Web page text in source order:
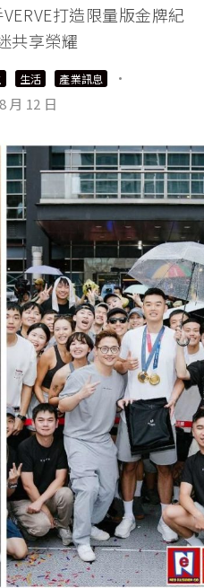
打造限量版金牌紀
共享榮耀
生活 產業訊息
·
月 12 日